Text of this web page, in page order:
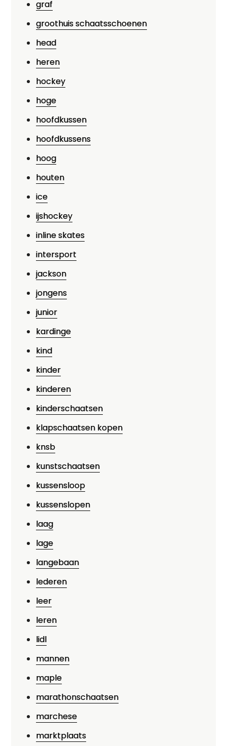
graf
groothuis schaatsschoenen
head
heren
hockey
hoge
hoofdkussen
hoofdkussens
hoog
houten
ice
ijshockey
inline skates
intersport
jackson
jongens
junior
kardinge
kind
kinder
kinderen
kinderschaatsen
klapschaatsen kopen
knsb
kunstschaatsen
kussensloop
kussenslopen
laag
lage
langebaan
lederen
leer
leren
lidl
mannen
maple
marathonschaatsen
marchese
marktplaats